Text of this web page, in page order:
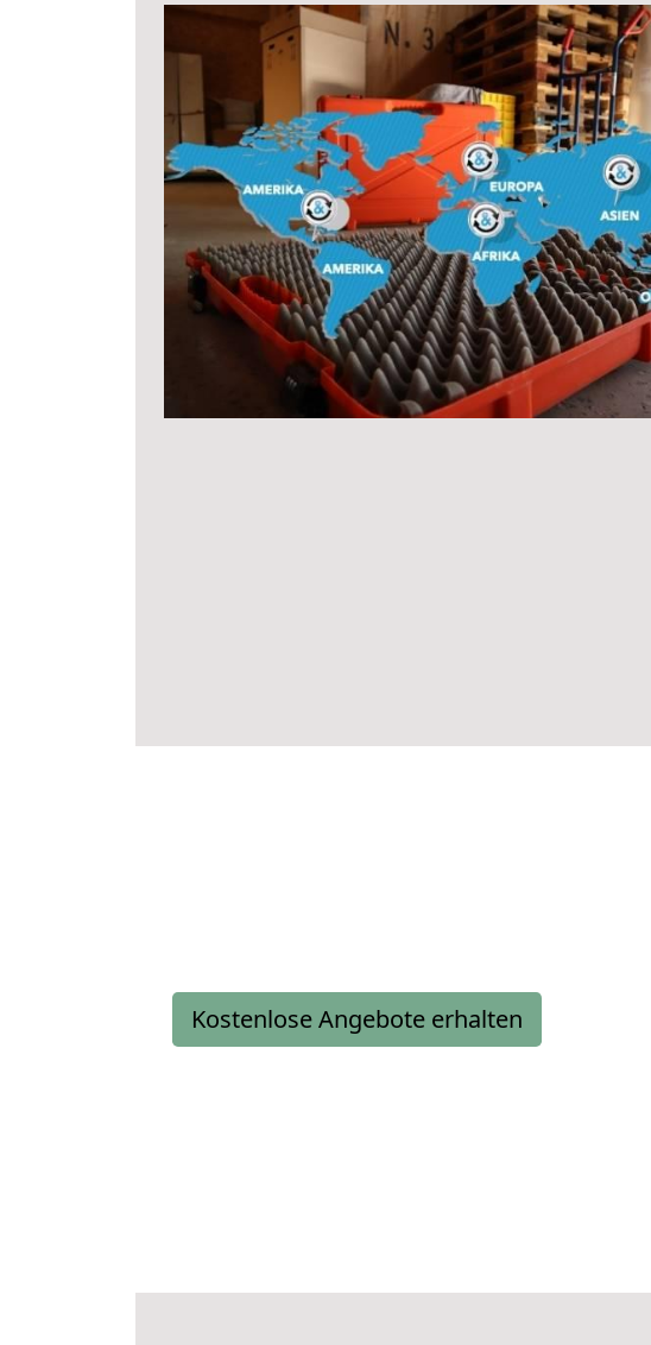
Kostenlose Angebote erhalten